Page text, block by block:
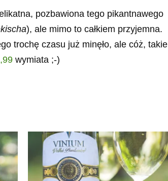
pozbawiona tego pikantnawego
), ale mimo to całkiem przyjemna.
trochę czasu już minęło, ale cóż, takie
wymiata ;-)